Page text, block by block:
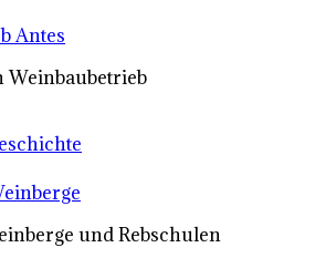
Antes
Weinbaubetrieb
und Rebschulen